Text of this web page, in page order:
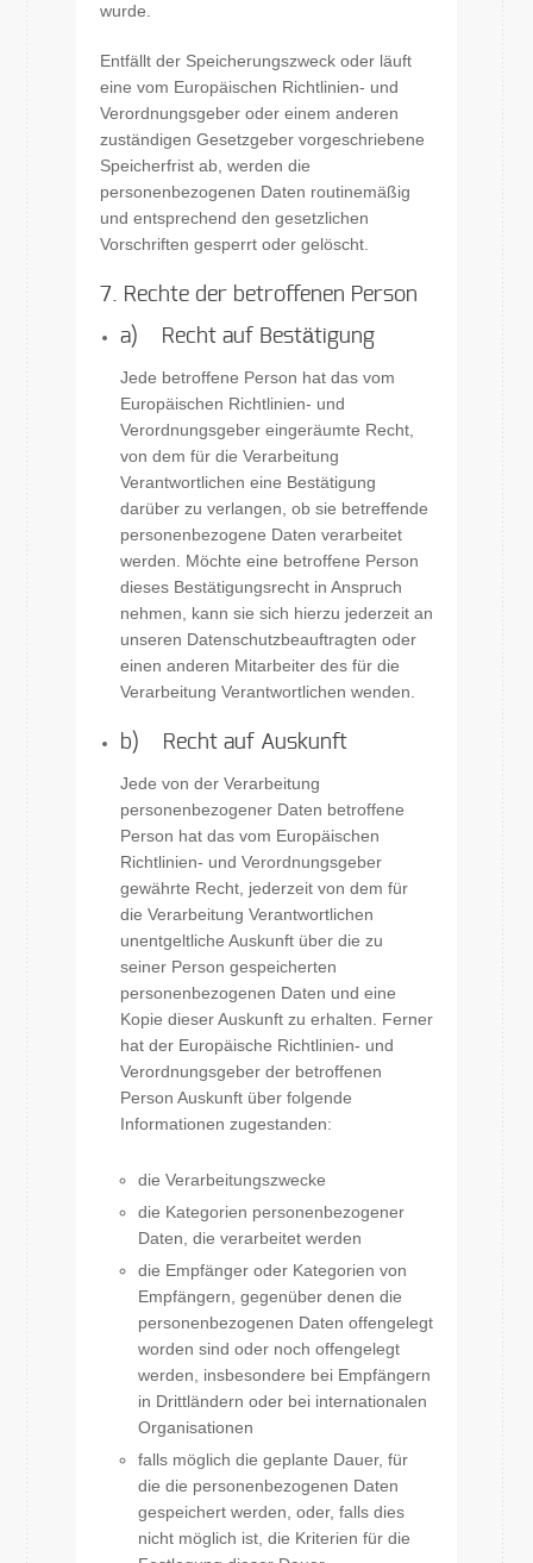
wurde.
Entfällt der Speicherungszweck oder läuft
eine vom Europäischen Richtlinien- und
Verordnungsgeber oder einem anderen
zuständigen Gesetzgeber vorgeschriebene
Speicherfrist ab, werden die
personenbezogenen Daten routinemäßig
und entsprechend den gesetzlichen
Vorschriften gesperrt oder gelöscht.
7. Rechte der betroffenen Person
a) Recht auf Bestätigung
Jede betroffene Person hat das vom
Europäischen Richtlinien- und
Verordnungsgeber eingeräumte Recht,
von dem für die Verarbeitung
Verantwortlichen eine Bestätigung
darüber zu verlangen, ob sie betreffende
personenbezogene Daten verarbeitet
werden. Möchte eine betroffene Person
dieses Bestätigungsrecht in Anspruch
nehmen, kann sie sich hierzu jederzeit an
unseren Datenschutzbeauftragten oder
einen anderen Mitarbeiter des für die
Verarbeitung Verantwortlichen wenden.
b) Recht auf Auskunft
Jede von der Verarbeitung
personenbezogener Daten betroffene
Person hat das vom Europäischen
Richtlinien- und Verordnungsgeber
gewährte Recht, jederzeit von dem für
die Verarbeitung Verantwortlichen
unentgeltliche Auskunft über die zu
seiner Person gespeicherten
personenbezogenen Daten und eine
Kopie dieser Auskunft zu erhalten. Ferner
hat der Europäische Richtlinien- und
Verordnungsgeber der betroffenen
Person Auskunft über folgende
Informationen zugestanden:
die Verarbeitungszwecke
die Kategorien personenbezogener
Daten, die verarbeitet werden
die Empfänger oder Kategorien von
Empfängern, gegenüber denen die
personenbezogenen Daten offengelegt
worden sind oder noch offengelegt
werden, insbesondere bei Empfängern
in Drittländern oder bei internationalen
Organisationen
falls möglich die geplante Dauer, für
die die personenbezogenen Daten
gespeichert werden, oder, falls dies
nicht möglich ist, die Kriterien für die